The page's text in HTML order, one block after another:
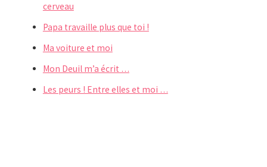
cerveau
Papa travaille plus que toi !
Ma voiture et moi
Mon Deuil m’a écrit …
Les peurs ! Entre elles et moi …